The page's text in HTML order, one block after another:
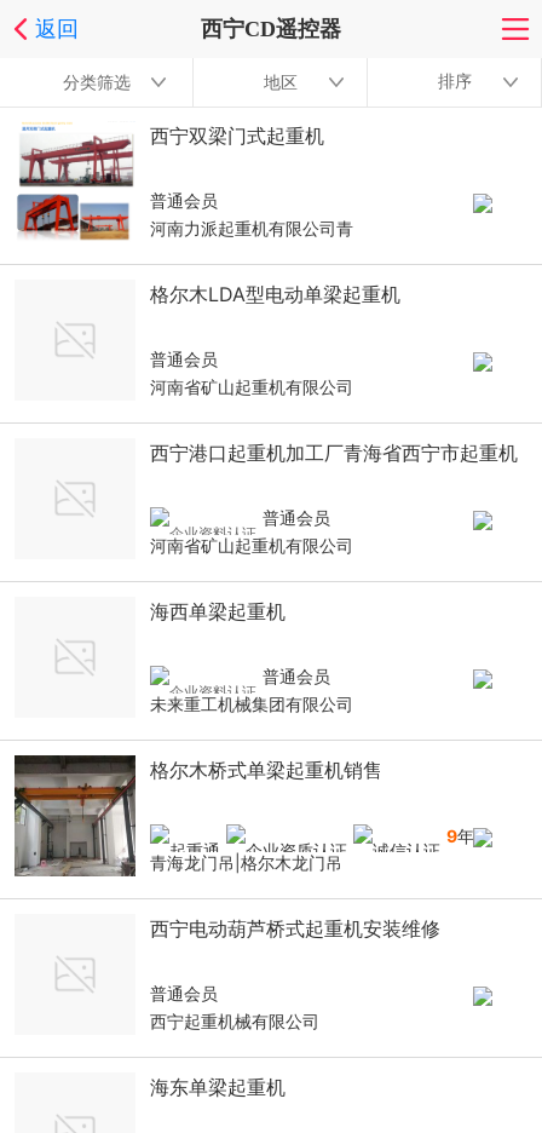
返回 西宁CD遥控器
分类筛选 地区 排序
西宁双梁门式起重机
普通会员
河南力派起重机有限公司青
格尔木LDA型电动单梁起重机
普通会员
河南省矿山起重机有限公司
西宁港口起重机加工厂青海省西宁市起重机
普通会员
河南省矿山起重机有限公司
海西单梁起重机
普通会员
未来重工机械集团有限公司
格尔木桥式单梁起重机销售
9年
青海龙门吊|格尔木龙门吊
西宁电动葫芦桥式起重机安装维修
普通会员
西宁起重机械有限公司
海东单梁起重机